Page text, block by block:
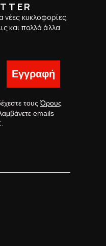
νέες κυκλοφορίες,
και πολλά άλλα.
Εγγραφή
τουςΌρους
emails